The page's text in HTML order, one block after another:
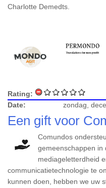
Charlotte Demedts.
Rating:
Date:
zondag,
Een gift voor
Comundos
gemeenschappen in
mediageletterdheid
communicatietechnologie te
kunnen doen, hebben we uw